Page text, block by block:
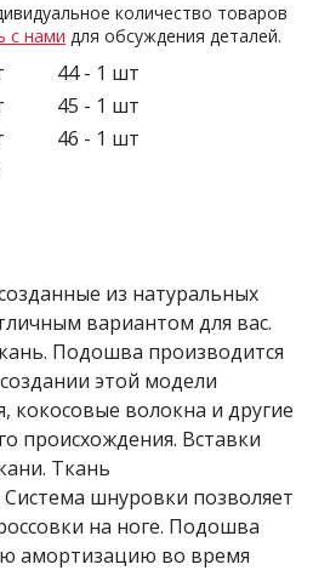
количество товаров
с нами для обсуждения деталей.
44 - 1 шт
45 - 1 шт
46 - 1 шт
из натуральных
вариантом для вас.
Подошва производится
этой модели
кокосовые волокна и другие
происхождения. Вставки
Ткань
шнуровки позволяет
на ноге. Подошва
амортизацию во время